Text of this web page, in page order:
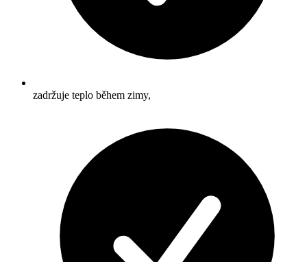
zadržuje teplo během zimy,